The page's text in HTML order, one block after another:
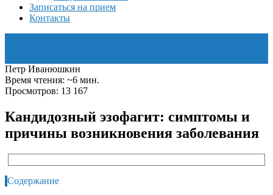
Записаться на прием
Контакты
Петр Иванюшкин
Время чтения: ~6 мин.
Просмотров: 13 167
Кандидозный эзофагит: симптомы и
причины возникновения заболевания
Содержание